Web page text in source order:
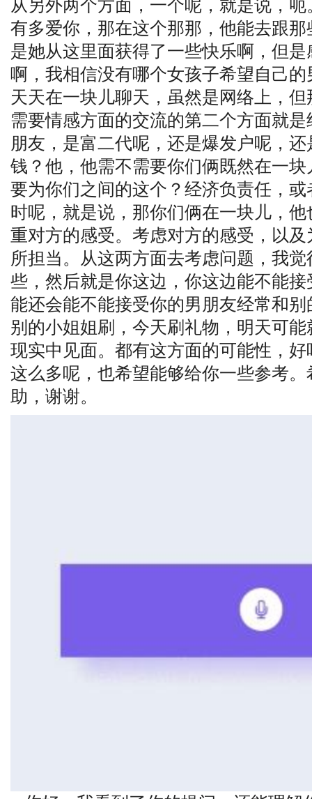
从另外两个方面，一个呢，就是说，
有多爱你，那在这个那那，他能去跟
是她从这里面获得了一些快乐啊，但
啊，我相信没有哪个女孩子希望自己
天天在一块儿聊天，虽然是网络上，
需要情感方面的交流的第二个方面就
朋友，是富二代呢，还是爆发户呢，
钱？他，他需不需要你们俩既然在一
要为你们之间的这个？经济负责任，
时呢，就是说，那你们俩在一块儿，
重对方的感受。考虑对方的感受，以
所担当。从这两方面去考虑问题，我
些，然后就是你这边，你这边能不能
能还会能不能接受你的男朋友经常和
别的小姐姐刷，今天刷礼物，明天可
现实中见面。都有这方面的可能性，
这么多呢，也希望能够给你一些参考
助，谢谢。